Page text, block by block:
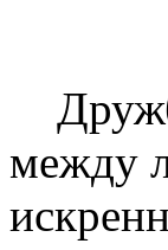
между